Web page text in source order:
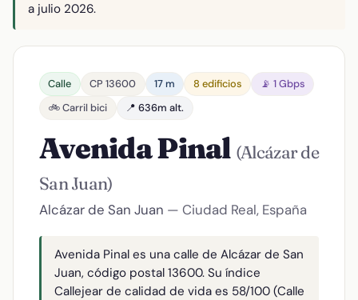
a julio 2026.
Calle CP 13600 17 m 8 edificios
📡 1 Gbps
🚲 Carril bici
📍 636m alt.
Avenida Pinal (Alcázar de
San Juan)
Alcázar de San Juan — Ciudad Real, España
Avenida Pinal es una calle de Alcázar de San
Juan, código postal 13600. Su índice
Callejear de calidad de vida es 58/100 (Calle